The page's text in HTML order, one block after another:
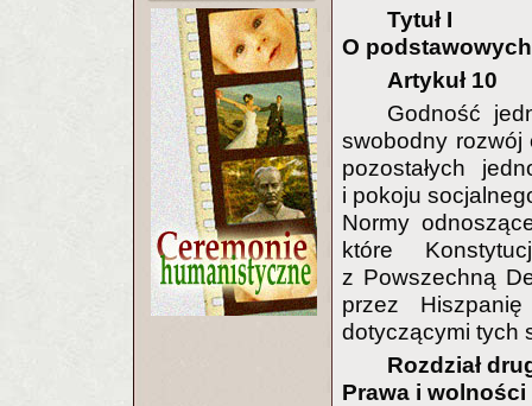
Tytuł I
O
Artykuł 10
Godność
swobodny rozwój
pozostałych
i pokoju
Normy
które
z Powszechną
przez
dotyczącymi tych
Rozdział
Prawa i wolności